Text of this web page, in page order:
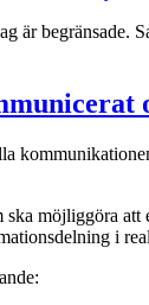
är begränsade.
möjliggöra att
i